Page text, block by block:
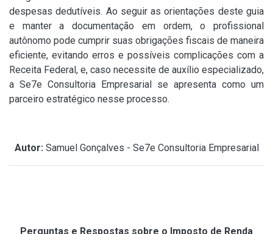
despesas dedutíveis. Ao seguir as orientações deste guia
e manter a documentação em ordem, o profissional
autônomo pode cumprir suas obrigações fiscais de maneira
eficiente, evitando erros e possíveis complicações com a
Receita Federal, e, caso necessite de auxílio especializado,
a Se7e Consultoria Empresarial se apresenta como um
parceiro estratégico nesse processo.
Autor: Samuel Gonçalves - Se7e Consultoria Empresarial
Perguntas e Respostas sobre o Imposto de Renda